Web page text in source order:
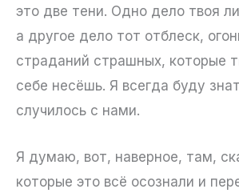
это две тени. Одно дело твоя
а другое дело тот отблеск,
страданий страшных, которые
себе несёшь. Я всегда буду
случилось с нами.
Я думаю, вот, наверное, там,
которые это всё осознали и